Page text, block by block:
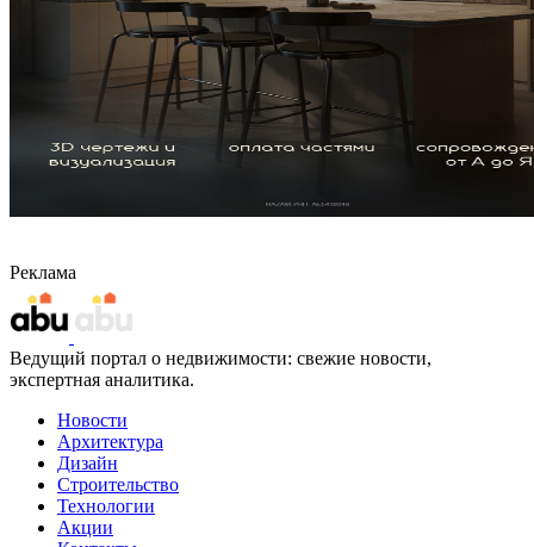
Реклама
Ведущий портал о недвижимости: свежие новости,
экспертная аналитика.
Новости
Архитектура
Дизайн
Строительство
Технологии
Акции